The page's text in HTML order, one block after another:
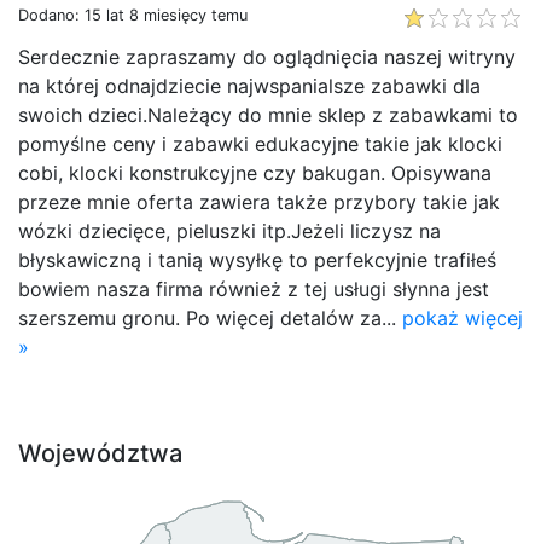
Dodano: 15 lat 8 miesięcy temu
Serdecznie zapraszamy do oglądnięcia naszej witryny
na której odnajdziecie najwspanialsze zabawki dla
swoich dzieci.Należący do mnie sklep z zabawkami to
pomyślne ceny i zabawki edukacyjne takie jak klocki
cobi, klocki konstrukcyjne czy bakugan. Opisywana
przeze mnie oferta zawiera także przybory takie jak
wózki dziecięce, pieluszki itp.Jeżeli liczysz na
błyskawiczną i tanią wysyłkę to perfekcyjnie trafiłeś
bowiem nasza firma również z tej usługi słynna jest
szerszemu gronu. Po więcej detalów za... pokaż więcej
»
Województwa